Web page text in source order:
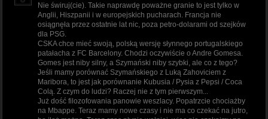
Nie świruj(cie). Takie naprawdę poważne granie to jest tylko w
Anglii, Hiszpanii i w europejskich pucharach. Francja nie
osiągnęła przez ostatnie lat nic, poza petro-dolarami od szejków
dla PSG.
CSKA chce mieć swoją, polską wersję słynnego portugalskiego
patałacha z FC Barcelony. Chodzi oczywiście o Andre Gomesa.
Gomes jest niby silny, a Szymański niby szybki, ale co z tego?
Jeśli mamy porównać Szymańskiego z Luką Zahoviciem z
Maribora, to jest jak porównanie Kubusia / Pysia z Pepsi / Coca
Colą. Z czym do ludzi? Raczej nie z tym pierwszym...
Już dość filozofowania panowie weszlacy. Popatrzcie chociażby
na Mbappe. Teraz mamy nowe czasy i nie ma co czekać na jutro,